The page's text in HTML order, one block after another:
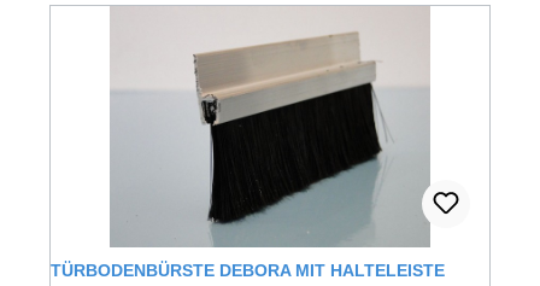
TÜRBODENBÜRSTE DEBORA MIT HALTELEISTE